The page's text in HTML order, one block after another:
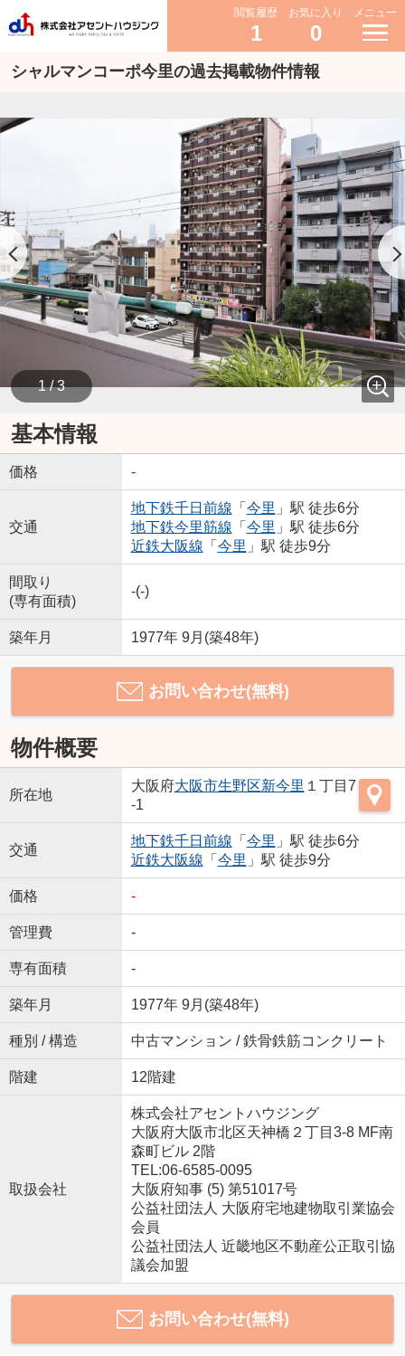
閲覧履歴
1
お気に入り
0
メニュー
シャルマンコーポ今里の過去掲載物件情報
1 / 3
基本情報
価格 -
交通
地下鉄千日前線 「 今里 」駅 徒歩6分
地下鉄今里筋線 「 今里 」駅 徒歩6分
近鉄大阪線 「 今里 」駅 徒歩9分
間取り
(専有面積)
-(-)
築年月 1977年 9月(築48年)
お問い合わせ(無料)
物件概要
所在地
大阪府大阪市生野区新今里 １丁目7
-1
交通
地下鉄千日前線 「 今里 」駅 徒歩6分
近鉄大阪線 「 今里 」駅 徒歩9分
価格 -
管理費 -
専有面積 -
築年月 1977年 9月(築48年)
種別 / 構造 中古マンション / 鉄骨鉄筋コンクリート
階建 12階建
取扱会社
株式会社アセントハウジング
大阪府大阪市北区天神橋２丁目3-8 MF南
森町ビル 2階
TEL:06-6585-0095
大阪府知事 (5) 第51017号
公益社団法人 大阪府宅地建物取引業協会
会員
公益社団法人 近畿地区不動産公正取引協
議会加盟
お問い合わせ(無料)